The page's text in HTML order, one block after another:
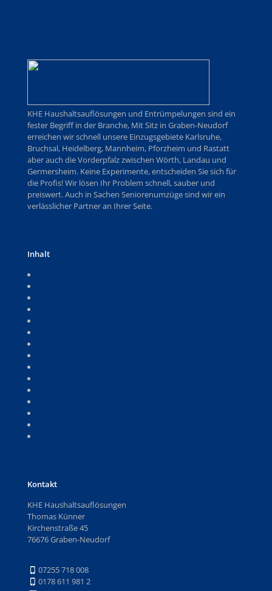
KHE Haushaltsauflösungen und Entrümpelungen sind ein
fester Begriff in der Branche, Mit Sitz in Graben-Neudorf
erreichen wir schnell unsere Einzugsgebiete Karlsruhe,
Bruchsal, Heidelberg, Mannheim, Pforzheim und Rastatt
aber auch die Vorderpfalz zwischen Wörth, Landau und
Germersheim. Keine Experimente, entscheiden Sie sich für
die Profis! Wir lösen Ihr Problem schnell, sauber und
preiswert. Auch in Sachen Seniorenumzüge sind wir ein
verlässlicher Partner an Ihrer Seite.
Inhalt
Kontakt
KHE Haushaltsauflösungen
Thomas Künner
Kirchenstraße 45
76676 Graben-Neudorf
07255 718 008
0178 611 981 2